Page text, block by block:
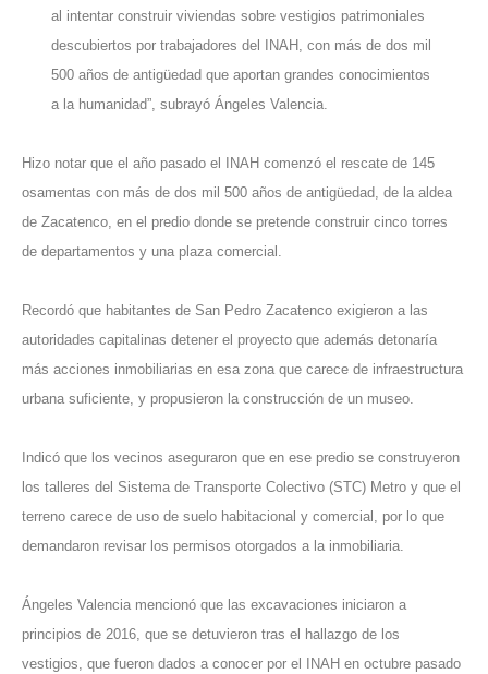
al intentar construir viviendas sobre vestigios patrimoniales
descubiertos por trabajadores del INAH, con más de dos mil
500 años de antigüedad que aportan grandes conocimientos
a la humanidad”, subrayó Ángeles Valencia.
Hizo notar que el año pasado el INAH comenzó el rescate de 145
osamentas con más de dos mil 500 años de antigüedad, de la aldea
de Zacatenco, en el predio donde se pretende construir cinco torres
de departamentos y una plaza comercial.
Recordó que habitantes de San Pedro Zacatenco exigieron a las
autoridades capitalinas detener el proyecto que además detonaría
más acciones inmobiliarias en esa zona que carece de infraestructura
urbana suficiente, y propusieron la construcción de un museo.
Indicó que los vecinos aseguraron que en ese predio se construyeron
los talleres del Sistema de Transporte Colectivo (STC) Metro y que el
terreno carece de uso de suelo habitacional y comercial, por lo que
demandaron revisar los permisos otorgados a la inmobiliaria.
Ángeles Valencia mencionó que las excavaciones iniciaron a
principios de 2016, que se detuvieron tras el hallazgo de los
vestigios, que fueron dados a conocer por el INAH en octubre pasado